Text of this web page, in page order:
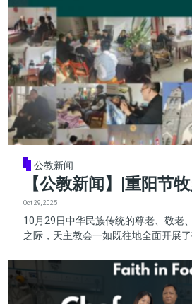
公教新闻
【公教新闻】|重阳节
Oct 29, 2025
10月29日中华民族传统的尊老、敬老
之际，天主教会一如既往地全面开展了